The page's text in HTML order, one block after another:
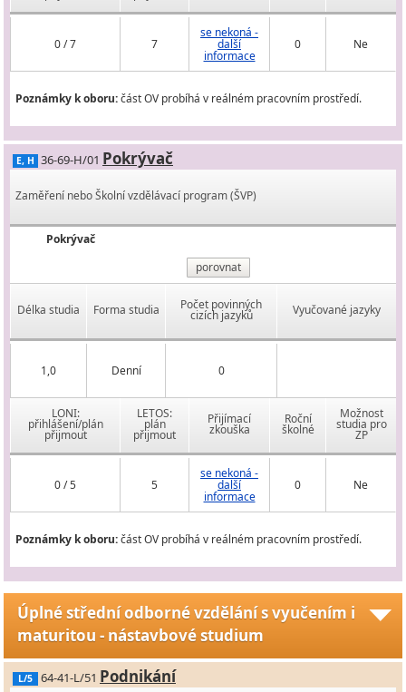
0 / 7 7
se nekoná -
další
informace
0 Ne
Poznámky k oboru:část OV probíhá v reálném pracovním prostředí.
E, H 36-69-H/01 Pokrývač
Zaměření nebo Školní vzdělávací program (ŠVP)
Pokrývač
porovnat
Délka studia Forma studia Počet povinných
cizích jazyků Vyučované jazyky
1,0 Denní 0
LONI:
přihlášení/plán
přijmout
LETOS:
plán
přijmout
Přijímací
zkouška
Roční
školné
Možnost
studia pro
ZP
0 / 5 5
se nekoná -
další
informace
0 Ne
Poznámky k oboru:část OV probíhá v reálném pracovním prostředí.
Úplné střední odborné vzdělání s vyučením i
maturitou - nástavbové studium
L/5 64-41-L/51 Podnikání